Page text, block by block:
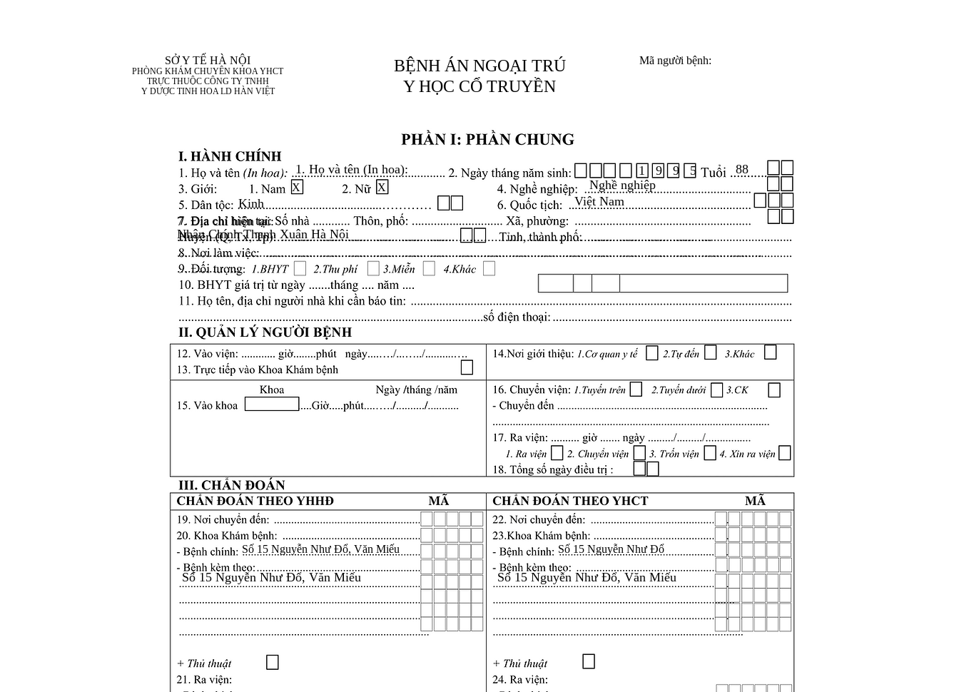
SỞ Y TẾ HÀ NỘI
PHÒNG KHÁM CHUYÊN KHOA YHCT
TRỰC THUỘC CÔNG TY TNHH
Y DƯỢC TINH HOA LD HÀN VIỆT
BỆNH ÁN NGOẠI TRÚ
Y HỌC CỔ TRUYỀN
Mã người bệnh:
1. Họ và tên (In hoa): 1 9 9 5 88
X X
Nghề nghiệp
Việt Nam
Kinh
7. Địa chỉ hiện tại:
......................................................................................................................................................
....................................................................................................................................................................
..................
Nhân Chính Thanh Xuân Hà Nội
Số 15 Nguyễn Như Đổ, Văn Miếu
Số 15 Nguyễn Như Đổ, Văn Miếu
Số 15 Nguyễn Như Đổ
Số 15 Nguyễn Như Đổ, Văn Miếu